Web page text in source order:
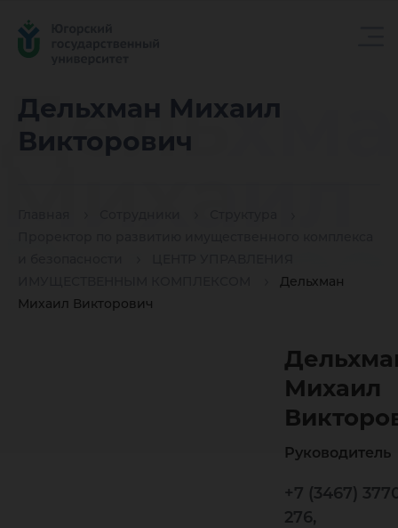
Дельхман Михаил
Викторович
Дельхман
Михаил Викторович
Михаил
Руководитель
+7 (3467)
276,